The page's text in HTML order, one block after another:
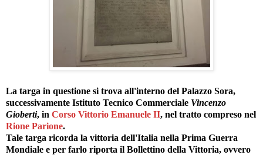
La targa in questione si trova all'interno del Palazzo Sora,
successivamente Istituto Tecnico Commerciale Vincenzo
Gioberti, in Corso Vittorio Emanuele II, nel tratto compreso nel
Rione Parione.
Tale targa ricorda la vittoria dell'Italia nella Prima Guerra
Mondiale e per farlo riporta il Bollettino della Vittoria, ovvero